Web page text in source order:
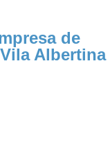
de
Albertina